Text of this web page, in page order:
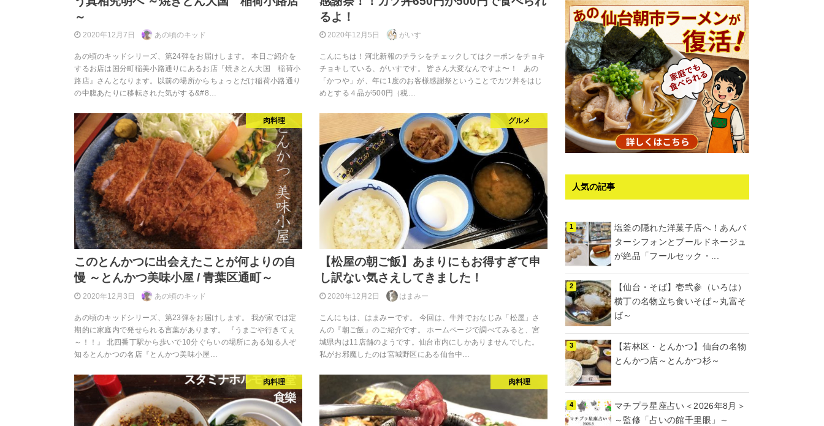
～
2020年12月7日 あの頃のキッド
あの頃のキッドシリーズ、第24弾をお届けします。 本日ご紹介を
するお店は国分町稲美小路通りにあるお店『焼きとん大国 稲荷小
路店』さんとなります。以前の場所からちょっとだけ稲荷小路通り
の中腹あたりに移転された気がする&#8…
るよ！
2020年12月5日 がいす
こんにちは！河北新報のチラシをチェックしてはクーポンをチョキ
チョキしている、がいすです。 皆さん大変なんですよ〜！ あの
「かつや」が、年に1度のお客様感謝祭ということでカツ丼をはじ
めとする４品が500円（税…
肉料理
このとんかつに出会えたことが何よりの自
慢 ～とんかつ美味小屋 / 青葉区通町～
2020年12月3日 あの頃のキッド
あの頃のキッドシリーズ、第23弾をお届けします。 我が家では定
期的に家庭内で発せられる言葉があります。 『うまごや行きてぇ
～！！』 北四番丁駅から歩いで10分ぐらいの場所にある知る人ぞ
知るとんかつの名店『とんかつ美味小屋…
グルメ
【松屋の朝ご飯】あまりにもお得すぎて申
し訳ない気さえしてきました！
2020年12月2日 はまみー
こんにちは、はまみーです。 今回は、牛丼でおなじみ「松屋」さ
んの『朝ご飯』のご紹介です。 ホームページで調べてみると、宮
城県内は11店舗のようです。仙台市内にしかありませんでした。
私がお邪魔したのは宮城野区にある仙台中…
肉料理 肉料理
人気の記事
塩釜の隠れた洋菓子店へ！あんバ
ターシフォンとブールドネージュ
が絶品「フールセック・...
【仙台・そば】壱弐参（いろは）
横丁の名物立ち食いそば～丸富そ
ば～
【若林区・とんかつ】仙台の名物
とんかつ店～とんかつ杉～
マチプラ星座占い＜2026年8月＞
～監修「占いの館千里眼」～